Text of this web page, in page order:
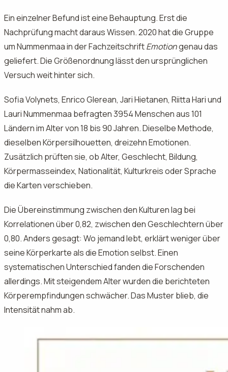
Ein einzelner Befund ist eine Behauptung. Erst die
Nachprüfung macht daraus Wissen. 2020 hat die Gruppe
um Nummenmaa in der FachzeitschriftEmotiongenau das
geliefert. Die Größenordnung lässt den ursprünglichen
Versuch weit hinter sich.
Sofia Volynets, Enrico Glerean, Jari Hietanen, Riitta Hari und
Lauri Nummenmaa befragten 3954 Menschen aus 101
Ländern im Alter von 18 bis 90 Jahren. Dieselbe Methode,
dieselben Körpersilhouetten, dreizehn Emotionen.
Zusätzlich prüften sie, ob Alter, Geschlecht, Bildung,
Körpermasseindex, Nationalität, Kulturkreis oder Sprache
die Karten verschieben.
Die Übereinstimmung zwischen den Kulturen lag bei
Korrelationen über 0,82, zwischen den Geschlechtern über
0,80. Anders gesagt: Wo jemand lebt, erklärt weniger über
seine Körperkarte als die Emotion selbst. Einen
systematischen Unterschied fanden die Forschenden
allerdings. Mit steigendem Alter wurden die berichteten
Körperempfindungen schwächer. Das Muster blieb, die
Intensität nahm ab.